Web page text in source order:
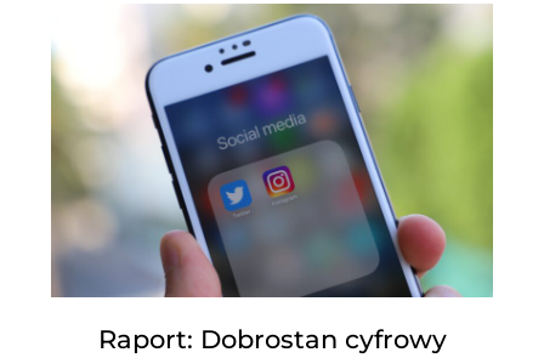
Raport: Dobrostan cyfrowy